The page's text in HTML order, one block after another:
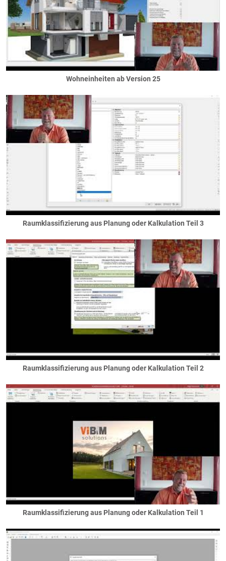
Räume
Beheizung
Bodenflächen
Dachschrägflächen
Deckenflächen
Elektroausstattung
Estrich
Sanitärausstattung
Wandflächen
Sanitär
Sanitärausstattung
Sanitärinstallation
Massivstützen
Säulen
Stahlstützen
Schornsteine / Kamine
Abgasschächte
Edelstahlaußenkamine
Schornsteine
Solarwasser
Jalousetten / Raffstores
Klappläden
Schiebeläden
Träger / Unterzüge
Durchgänge/Löcher
nicht sichtbare Unterzüge
sichtbare Unterzüge
Außentreppen
Geländetreppen
Übungspläne
Wohneinheiten ab Version 25
Raumklassifizierung aus Planung oder Kalkulation Teil 3
Raumklassifizierung aus Planung oder Kalkulation Teil 2
Raumklassifizierung aus Planung oder Kalkulation Teil 1